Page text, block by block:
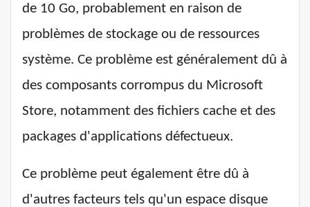
de 10 Go, probablement en raison de
problèmes de stockage ou de ressources
système. Ce problème est généralement dû à
des composants corrompus du Microsoft
Store, notamment des fichiers cache et des
packages d'applications défectueux.
Ce problème peut également être dû à
d'autres facteurs tels qu'un espace disque